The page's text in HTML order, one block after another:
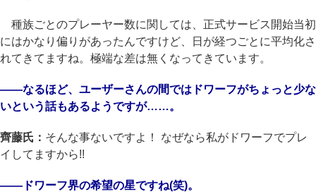
種族ごとのプレーヤー数に関しては、正式サービス開始当初
にはかなり偏りがあったんですけど、日が経つごとに平均化さ
れてきてますね。極端な差は無くなってきています。
――なるほど、ユーザーさんの間ではドワーフがちょっと少な
いという話もあるようですが……。
齊藤氏： そんな事ないですよ！ なぜなら私がドワーフでプレ
イしてますから!!
――ドワーフ界の希望の星ですね(笑)。